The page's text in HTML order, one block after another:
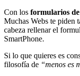
Con los formularios
Muchas Webs te piden
cabeza rellenar el
SmartPhone.
Si lo que quieres es
filosofía de “menos es